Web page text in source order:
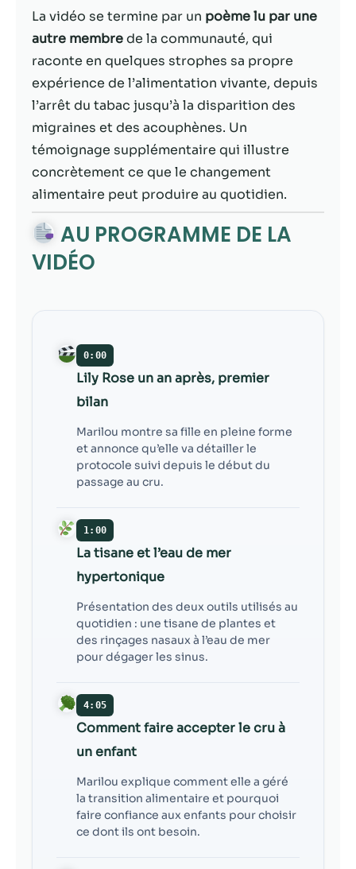
La vidéo se termine par un poème lu par une
autre membrede la communauté, qui
raconte en quelques strophes sa propre
expérience de l’alimentation vivante, depuis
l’arrêt du tabac jusqu’à la disparition des
migraines et des acouphènes. Un
témoignage supplémentaire qui illustre
concrètement ce que le changement
alimentaire peut produire au quotidien.
AU PROGRAMME DE LA
VIDÉO
0:00
Lily Rose un an après, premier
bilan
Marilou montre sa fille en pleine forme
et annonce qu’elle va détailler le
protocole suivi depuis le début du
passage au cru.
1:00
La tisane et l’eau de mer
hypertonique
Présentation des deux outils utilisés au
quotidien : une tisane de plantes et
des rinçages nasaux à l’eau de mer
pour dégager les sinus.
4:05
Comment faire accepter le cru à
un enfant
Marilou explique comment elle a géré
la transition alimentaire et pourquoi
faire confiance aux enfants pour choisir
ce dont ils ont besoin.
votre intérêt et
votre
comportement
lorsque vous
visitez notre
site, vous
augmentez les
chances de
voir du
contenu et des
offres
personnalisés.